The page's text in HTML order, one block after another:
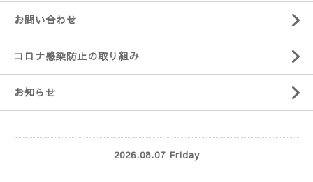
お問い合わせ
コロナ感染防止の取り組み
お知らせ
2026.08.07 Friday